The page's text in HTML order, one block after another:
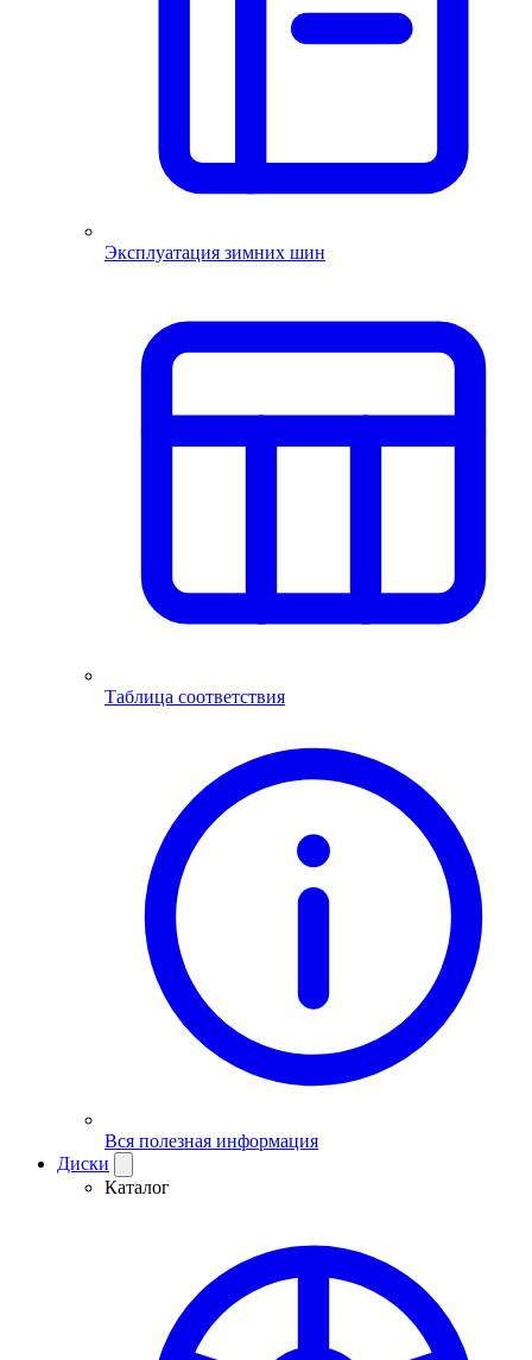
Эксплуатация зимних шин
Таблица соответствия
Вся полезная информация
Диски
Каталог